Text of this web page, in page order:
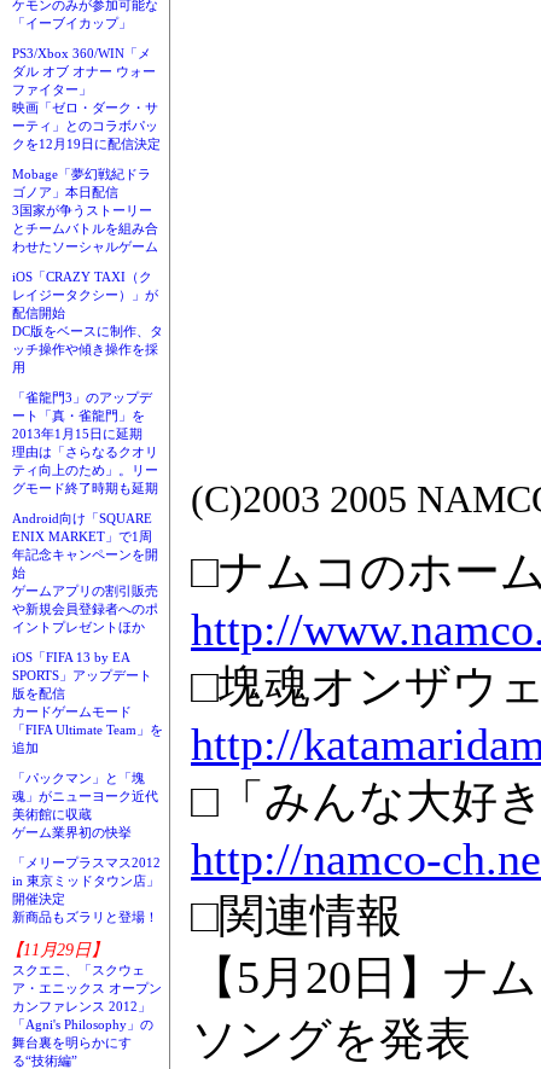
ケモンのみが参加可能な
「イーブイカップ」
PS3/Xbox 360/WIN「メ
ダル オブ オナー ウォー
ファイター」
映画「ゼロ・ダーク・サ
ーティ」とのコラボパッ
クを12月19日に配信決定
Mobage「夢幻戦紀ドラ
ゴノア」本日配信
3国家が争うストーリー
とチームバトルを組み合
わせたソーシャルゲーム
iOS「CRAZY TAXI（ク
レイジータクシー）」が
配信開始
DC版をベースに制作、タ
ッチ操作や傾き操作を採
用
「雀龍門3」のアップデ
ート「真・雀龍門」を
2013年1月15日に延期
理由は「さらなるクオリ
ティ向上のため」。リー
グモード終了時期も延期
Android向け「SQUARE
ENIX MARKET」で1周
年記念キャンペーンを開
始
ゲームアプリの割引販売
や新規会員登録者へのポ
イントプレゼントほか
iOS「FIFA 13 by EA
SPORTS」アップデート
版を配信
カードゲームモード
「FIFA Ultimate Team」を
追加
「パックマン」と「塊
魂」がニューヨーク近代
美術館に収蔵
ゲーム業界初の快挙
「メリープラスマス2012
in 東京ミッドタウン店」
開催決定
新商品もズラリと登場！
【11月29日】
スクエニ、「スクウェ
ア・エニックス オープン
カンファレンス 2012」
「Agni's Philosophy」の
舞台裏を明らかにす
る“技術編”
(C)2003 2005
□ナムコのホー
http://
□塊魂オンザウ
http://
□「みんな大好
http://namco-
□関連情報
【5月20日】ナ
ソングを発表